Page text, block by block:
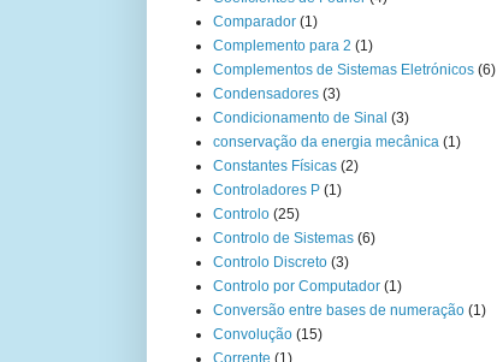
Comparador (1)
Complemento para 2 (1)
Complementos de Sistemas Eletrónicos (6)
Condensadores (3)
Condicionamento de Sinal (3)
conservação da energia mecânica (1)
Constantes Físicas (2)
Controladores P (1)
Controlo (25)
Controlo de Sistemas (6)
Controlo Discreto (3)
Controlo por Computador (1)
Conversão entre bases de numeração (1)
Convolução (15)